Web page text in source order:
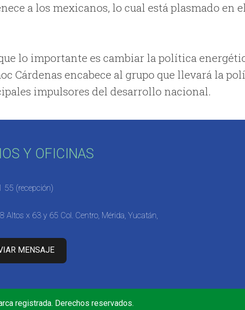
a los mexicanos, lo cual está plasmado en
lo importante es cambiar la política
Cárdenas encabece al grupo que llevará la
impulsores del desarrollo nacional.
Y OFICINAS
55 (recepción)
Altos x 63 y 65 Col. Centro, Mérida, Yucatán,
MENSAJE
registrada. Derechos reservados.